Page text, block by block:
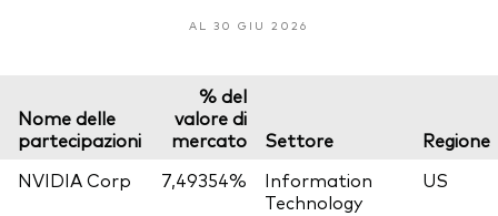
AL 30 GIU 2026
Nome delle
partecipazioni
% del
valore di
mercato
Settore
Regione
NVIDIA Corp
7,49354%
Information
Technology
US